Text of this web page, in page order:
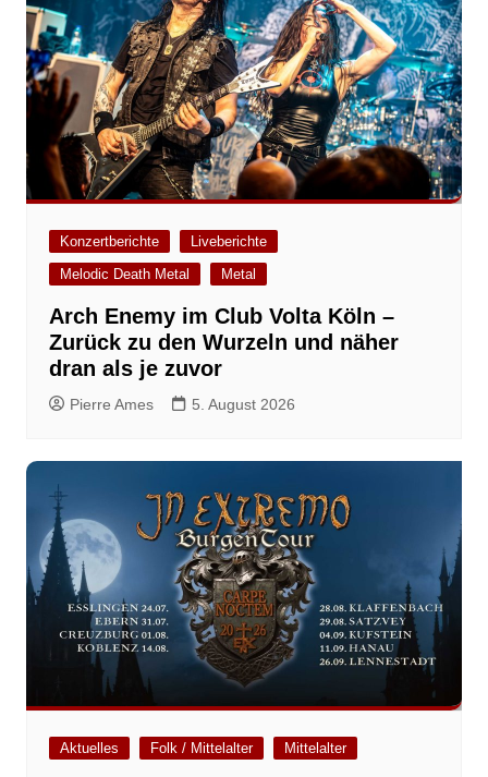
Konzertberichte
Liveberichte
Melodic Death Metal
Metal
Arch Enemy im Club Volta Köln –
Zurück zu den Wurzeln und näher
dran als je zuvor
Pierre Ames 5. August 2026
Aktuelles Folk / Mittelalter Mittelalter